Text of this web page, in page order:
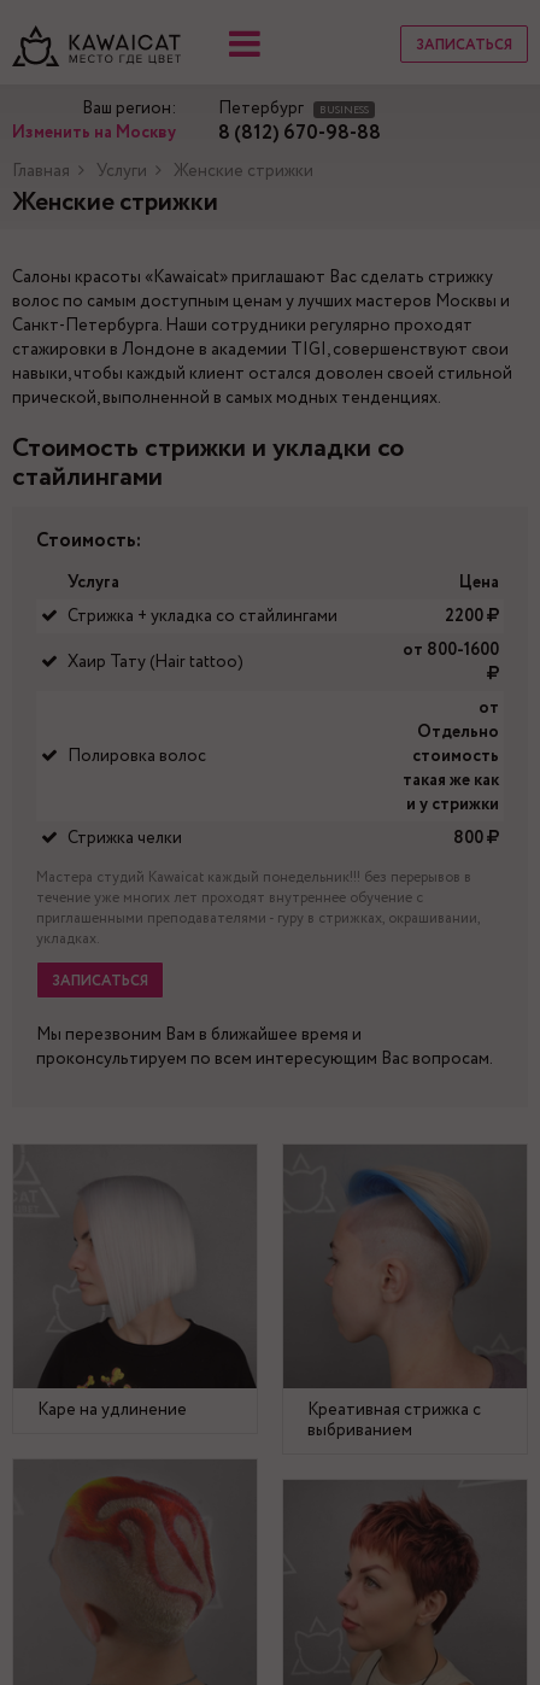
ЗАПИСАТЬСЯ
Ваш регион:
Изменить на Москву
Петербург BUSINESS
8 (812) 670-98-88
Главная Услуги Женские стрижки
Женские стрижки
Салоны красоты «Kawaicat» приглашают Вас сделать стрижку
волос по самым доступным ценам у лучших мастеров Москвы и
Санкт-Петербурга. Наши сотрудники регулярно проходят
стажировки в Лондоне в академии TIGI, совершенствуют свои
навыки, чтобы каждый клиент остался доволен своей стильной
прической, выполненной в самых модных тенденциях.
Стоимость стрижки и укладки со
стайлингами
Стоимость:
Услуга
Цена
Стрижка + укладка со стайлингами
2200
Хаир Тату (Hair tattoo)
от 800-1600
Полировка волос
от
Отдельно
стоимость
такая же как
и у стрижки
Стрижка челки
800
Мастера студий Kawaicat каждый понедельник!!! без перерывов в
течение уже многих лет проходят внутреннее обучение с
приглашенными преподавателями - гуру в стрижках, окрашивании,
укладках.
ЗАПИСАТЬСЯ
Мы перезвоним Вам в ближайшее время и
проконсультируем по всем интересующим Вас вопросам.
Каре на удлинение
Креативная стрижка с
выбриванием